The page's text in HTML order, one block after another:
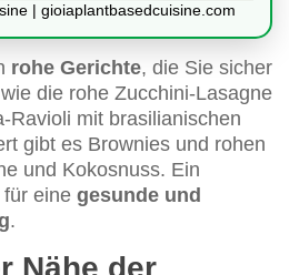
| gioiaplantbasedcuisine.com
rohe Gerichte, die Sie sicher
die rohe Zucchini-Lasagne
Ravioli mit brasilianischen
gibt es Brownies und rohen
und Kokosnuss. Ein
eine gesunde und
.
Nähe der